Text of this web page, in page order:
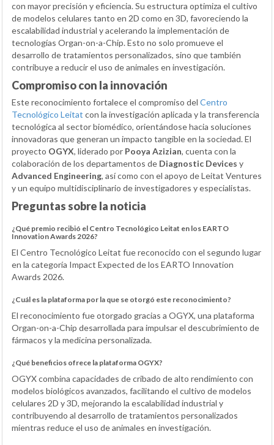
con mayor precisión y eficiencia. Su estructura optimiza el cultivo
de modelos celulares tanto en 2D como en 3D, favoreciendo la
escalabilidad industrial y acelerando la implementación de
tecnologías Organ-on-a-Chip. Esto no solo promueve el
desarrollo de tratamientos personalizados, sino que también
contribuye a reducir el uso de animales en investigación.
Compromiso con la innovación
Este reconocimiento fortalece el compromiso del Centro
Tecnológico Leitat con la investigación aplicada y la transferencia
tecnológica al sector biomédico, orientándose hacia soluciones
innovadoras que generan un impacto tangible en la sociedad. El
proyecto OGYX, liderado por Pooya Azizian, cuenta con la
colaboración de los departamentos de Diagnostic Devices y
Advanced Engineering, así como con el apoyo de Leitat Ventures
y un equipo multidisciplinario de investigadores y especialistas.
Preguntas sobre la noticia
¿Qué premio recibió el Centro Tecnológico Leitat en los EARTO
Innovation Awards 2026?
El Centro Tecnológico Leitat fue reconocido con el segundo lugar
en la categoría Impact Expected de los EARTO Innovation
Awards 2026.
¿Cuál es la plataforma por la que se otorgó este reconocimiento?
El reconocimiento fue otorgado gracias a OGYX, una plataforma
Organ-on-a-Chip desarrollada para impulsar el descubrimiento de
fármacos y la medicina personalizada.
¿Qué beneficios ofrece la plataforma OGYX?
OGYX combina capacidades de cribado de alto rendimiento con
modelos biológicos avanzados, facilitando el cultivo de modelos
celulares 2D y 3D, mejorando la escalabilidad industrial y
contribuyendo al desarrollo de tratamientos personalizados
mientras reduce el uso de animales en investigación.